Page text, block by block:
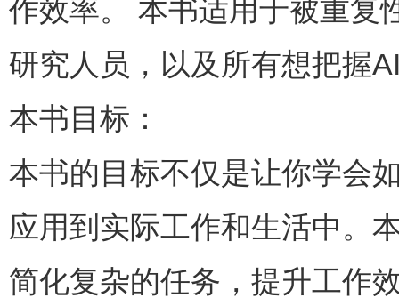
作效率。 本书适用于被重复
研究人员，以及所有想把握
本书目标：
本书的目标不仅是让你学会
应用到实际工作和生活中。
简化复杂的任务，提升工作